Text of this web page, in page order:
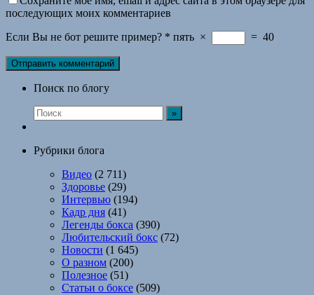
последующих моих комментариев
Если Вы не бот решите пример? * пять × = 40
Поиск по блогу
Рубрики блога
Видео (2 711)
Здоровье (29)
Интервью (194)
Кадр дня (41)
Легенды бокса (390)
Любительский бокс (72)
Новости (1 645)
О разном (200)
Полезное (51)
Статьи о боксе (509)